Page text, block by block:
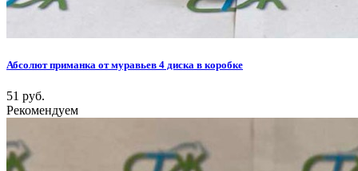
Абсолют приманка от муравьев 4 диска в коробке
51 руб.
Рекомендуем